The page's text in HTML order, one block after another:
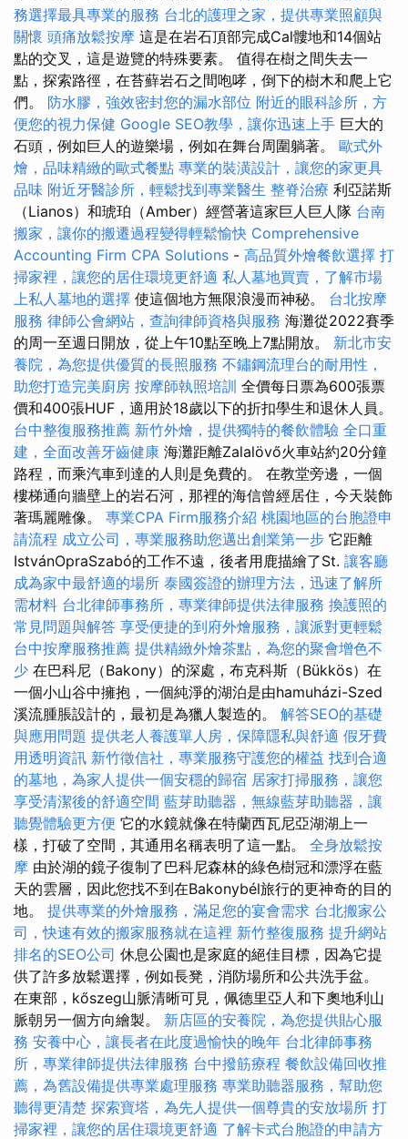
務選擇最具專業的服務 台北的護理之家，提供專業照顧與
關懷 頭痛放鬆按摩 這是在岩石頂部完成Cal髏地和14個站
點的交叉，這是遊覽的特殊要素。 值得在樹之間失去一
點，探索路徑，在苔蘚岩石之間咆哮，倒下的樹木和爬上它
們。 防水膠，強效密封您的漏水部位 附近的眼科診所，方
便您的視力保健 Google SEO教學，讓你迅速上手 巨大的
石頭，例如巨人的遊樂場，例如在舞台周圍躺著。 歐式外
燴，品味精緻的歐式餐點 專業的裝潢設計，讓您的家更具
品味 附近牙醫診所，輕鬆找到專業醫生 整脊治療 利亞諾斯
（Lianos）和琥珀（Amber）經營著這家巨人巨人隊 台南
搬家，讓你的搬遷過程變得輕鬆愉快 Comprehensive
Accounting Firm CPA Solutions - 高品質外燴餐飲選擇 打
掃家裡，讓您的居住環境更舒適 私人墓地買賣，了解市場
上私人墓地的選擇 使這個地方無限浪漫而神秘。 台北按摩
服務 律師公會網站，查詢律師資格與服務 海灘從2022賽季
的周一至週日開放，從上午10點至晚上7點開放。 新北市安
養院，為您提供優質的長照服務 不鏽鋼流理台的耐用性，
助您打造完美廚房 按摩師執照培訓 全價每日票為600張票
價和400張HUF，適用於18歲以下的折扣學生和退休人員。
台中整復服務推薦 新竹外燴，提供獨特的餐飲體驗 全口重
建，全面改善牙齒健康 海灘距離Zalalövő火車站約20分鐘
路程，而乘汽車到達的人則是免費的。 在教堂旁邊，一個
樓梯通向牆壁上的岩石河，那裡的海信曾經居住，今天裝飾
著瑪麗雕像。 專業CPA Firm服務介紹 桃園地區的台胞證申
請流程 成立公司，專業服務助您邁出創業第一步 它距離
IstvánOpraSzabó的工作不遠，後者用鹿描繪了St. 讓客廳
成為家中最舒適的場所 泰國簽證的辦理方法，迅速了解所
需材料 台北律師事務所，專業律師提供法律服務 換護照的
常見問題與解答 享受便捷的到府外燴服務，讓派對更輕鬆
台中按摩服務推薦 提供精緻外燴茶點，為您的聚會增色不
少 在巴科尼（Bakony）的深處，布克科斯（Bükkös）在
一個小山谷中擁抱，一個純淨的湖泊是由hamuházi-Szed
溪流腫脹設計的，最初是為獵人製造的。 解答SEO的基礎
與應用問題 提供老人養護單人房，保障隱私與舒適 假牙費
用透明資訊 新竹徵信社，專業服務守護您的權益 找到合適
的墓地，為家人提供一個安穩的歸宿 居家打掃服務，讓您
享受清潔後的舒適空間 藍芽助聽器，無線藍芽助聽器，讓
聽覺體驗更方便 它的水鏡就像在特蘭西瓦尼亞湖湖上一
樣，打破了空間，其通用名稱表明了這一點。 全身放鬆按
摩 由於湖的鏡子復制了巴科尼森林的綠色樹冠和漂浮在藍
天的雲層，因此您找不到在Bakonybél旅行的更神奇的目的
地。 提供專業的外燴服務，滿足您的宴會需求 台北搬家公
司，快速有效的搬家服務就在這裡 新竹整復服務 提升網站
排名的SEO公司 休息公園也是家庭的絕佳目標，因為它提
供了許多放鬆選擇，例如長凳，消防場所和公共洗手盆。
在東部，kőszeg山脈清晰可見，佩德里亞人和下奧地利山
脈朝另一個方向繪製。 新店區的安養院，為您提供貼心服
務 安養中心，讓長者在此度過愉快的晚年 台北律師事務
所，專業律師提供法律服務 台中撥筋療程 餐飲設備回收推
薦，為舊設備提供專業處理服務 專業助聽器服務，幫助您
聽得更清楚 探索寶塔，為先人提供一個尊貴的安放場所 打
掃家裡，讓您的居住環境更舒適 了解卡式台胞證的申請方